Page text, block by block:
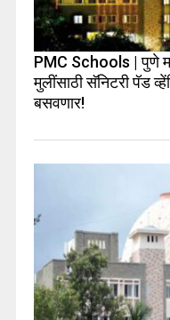
PMC Schools | पुणे
मुलींसाठी सॅनिटरी पॅड
बसवणार!